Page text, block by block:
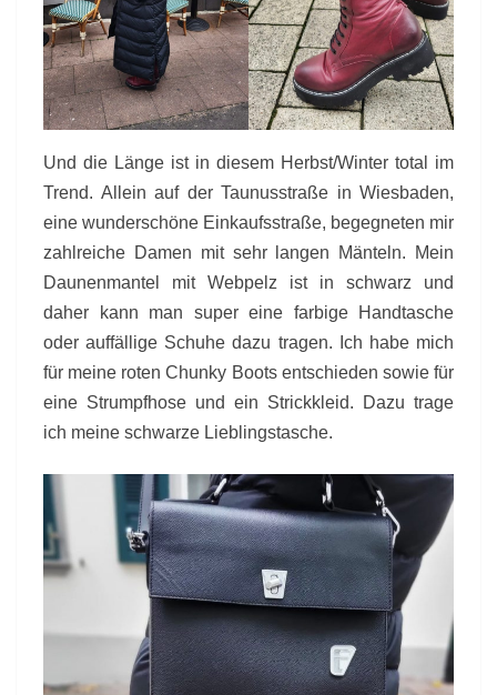
Und die Länge ist in diesem Herbst/Winter total im
Trend. Allein auf der Taunusstraße in Wiesbaden,
eine wunderschöne Einkaufsstraße, begegneten mir
zahlreiche Damen mit sehr langen Mänteln. Mein
Daunenmantel mit Webpelz ist in schwarz und
daher kann man super eine farbige Handtasche
oder auffällige Schuhe dazu tragen. Ich habe mich
für meine roten Chunky Boots entschieden sowie für
eine Strumpfhose und ein Strickkleid. Dazu trage
ich meine schwarze Lieblingstasche.